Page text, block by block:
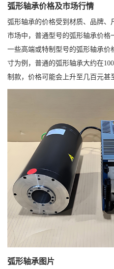
弧形轴承价格及市场行情
弧形轴承的价格受到材质、品牌
市场中，普通型号的弧形轴承价格
一些高端或特制型号的弧形轴承价
寸为例，普通的弧形轴承大约在
制款，价格可能会上升至几百元甚
弧形轴承图片